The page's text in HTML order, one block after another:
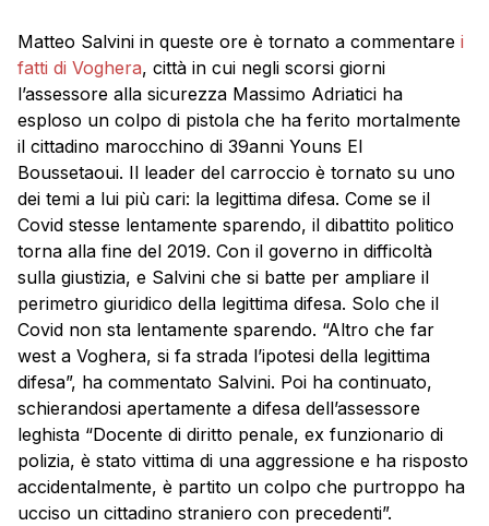
Matteo Salvini in queste ore è tornato a commentare i
fatti di Voghera, città in cui negli scorsi giorni
l’assessore alla sicurezza Massimo Adriatici ha
esploso un colpo di pistola che ha ferito mortalmente
il cittadino marocchino di 39anni Youns El
Boussetaoui. Il leader del carroccio è tornato su uno
dei temi a lui più cari: la legittima difesa. Come se il
Covid stesse lentamente sparendo, il dibattito politico
torna alla fine del 2019. Con il governo in difficoltà
sulla giustizia, e Salvini che si batte per ampliare il
perimetro giuridico della legittima difesa. Solo che il
Covid non sta lentamente sparendo. “Altro che far
west a Voghera, si fa strada l’ipotesi della legittima
difesa”, ha commentato Salvini. Poi ha continuato,
schierandosi apertamente a difesa dell’assessore
leghista “Docente di diritto penale, ex funzionario di
polizia, è stato vittima di una aggressione e ha risposto
accidentalmente, è partito un colpo che purtroppo ha
ucciso un cittadino straniero con precedenti”.